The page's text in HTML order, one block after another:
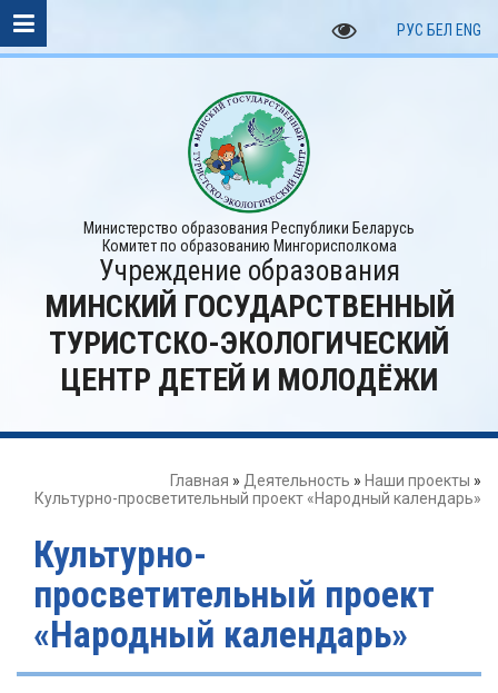
РУС БЕЛ ENG
Министерство образования Республики Беларусь
Комитет по образованию Мингорисполкома
Учреждение образования
МИНСКИЙ ГОСУДАРСТВЕННЫЙ
ТУРИСТСКО-ЭКОЛОГИЧЕСКИЙ
ЦЕНТР ДЕТЕЙ И МОЛОДЁЖИ
Главная » Деятельность » Наши проекты »
Культурно-просветительный проект «Народный календарь»
Культурно-
просветительный проект
«Народный календарь»